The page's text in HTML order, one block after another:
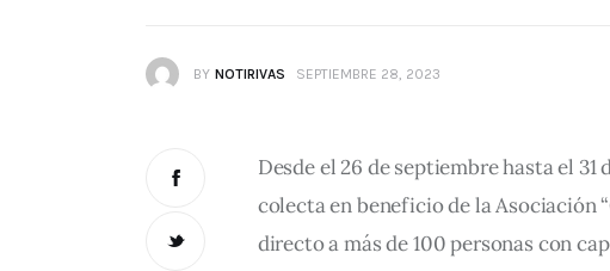
BY NOTIRIVAS SEPTIEMBRE 28, 2023
Desde el 26 de septiembre hasta el
colecta en beneficio de la Asociación
directo a más de 100 personas con